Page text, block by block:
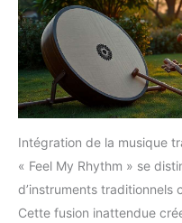
Intégration de la musique
« Feel My Rhythm » se
d’instruments traditionnels
Cette fusion inattendue